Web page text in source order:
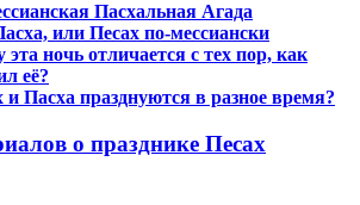
Пасхальная Агада
или Песах по-мессиански
эта ночь отличается с тех пор, как
её?
Пасха празднуются в разное время?
о празднике Песах